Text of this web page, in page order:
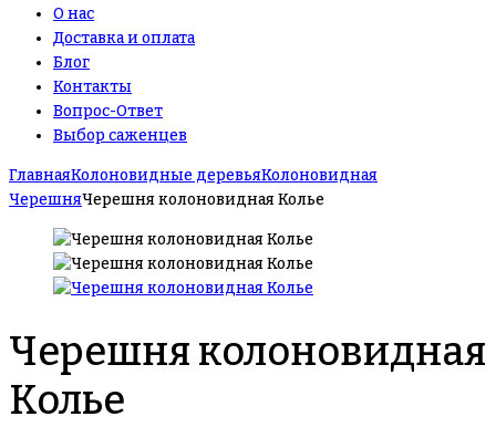
О нас
Доставка и оплата
Блог
Контакты
Вопрос-Ответ
Выбор саженцев
ГлавнаяКолоновидные деревьяКолоновидная
ЧерешняЧерешня колоновидная Колье
Черешня колоновидная
Колье